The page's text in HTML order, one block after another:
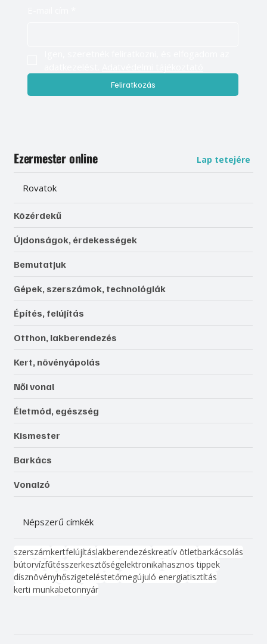
Feliratkozás
Ezermester online Lap tetejére
Rovatok
Közérdekű
Újdonságok, érdekességek
Bemutatjuk
Gépek, szerszámok, technológiák
Építés, felújítás
Otthon, lakberendezés
Kert, növényápolás
Női vonal
Életmód, egészség
Kismester
Barkács
Vonalzó
Népszerű címkék
szerszámkertfelújításlakberendezéskreatív ötletbarkácsolás
bútorvízfűtésszerkesztőségelektronikahasznos tippek
dísznövényhőszigeteléstetőmegújuló energiatisztítás
kerti munkabetonnyár